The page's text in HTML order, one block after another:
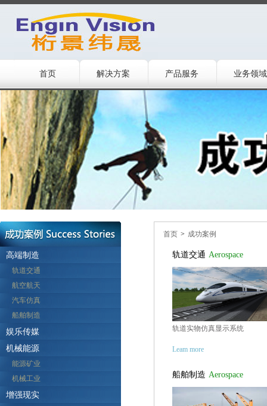
首页 解决方案 产品服务 业务领域
高端制造
轨道交通
航空航天
汽车仿真
船舶制造
娱乐传媒
机械能源
能源矿业
机械工业
增强现实
首页 > 成功案例
轨道交通 Aerospace
轨道实物仿真显示系统
Leam more
船舶制造 Aerospace